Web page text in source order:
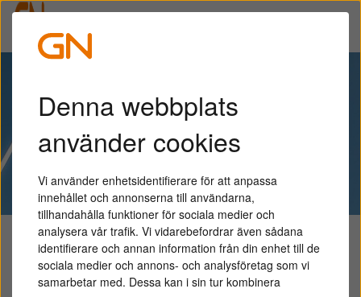
Denna webbplats
använder cookies
Vi använder enhetsidentifierare för att anpassa
innehållet och annonserna till användarna,
tillhandahålla funktioner för sociala medier och
analysera vår trafik. Vi vidarebefordrar även sådana
identifierare och annan information från din enhet till de
sociala medier och annons- och analysföretag som vi
samarbetar med. Dessa kan i sin tur kombinera
FÖR PROFESSIONELLA
Välkommen till GN Hearing
Sverige